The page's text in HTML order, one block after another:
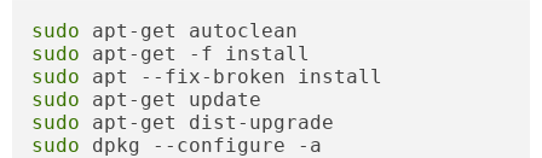
sudo
sudo
sudo
sudo
sudo
sudo dpkg --configure -a